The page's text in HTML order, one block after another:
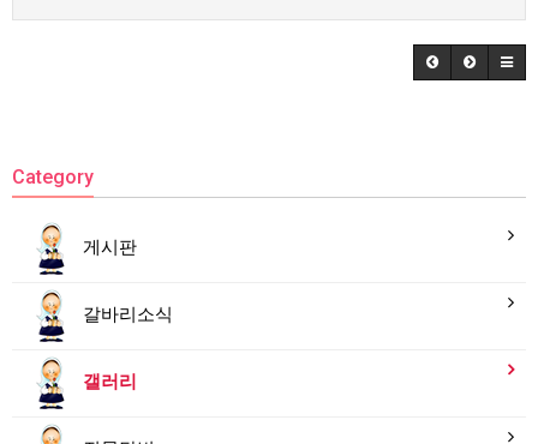
Category
게시판
갈바리소식
갤러리